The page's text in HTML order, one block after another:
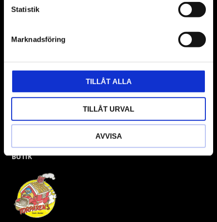
Statistik
Marknadsföring
TILLÅT ALLA
TILLÅT URVAL
AVVISA
Våra främsta leverantörer är KS Tools verktyg, ATH billyftar
& däckmaskiner och Master luftmaskiner. Kontakta oss
gärna om vad som helst då vi gör vårt yttersta för att hjälpa
BUTIK